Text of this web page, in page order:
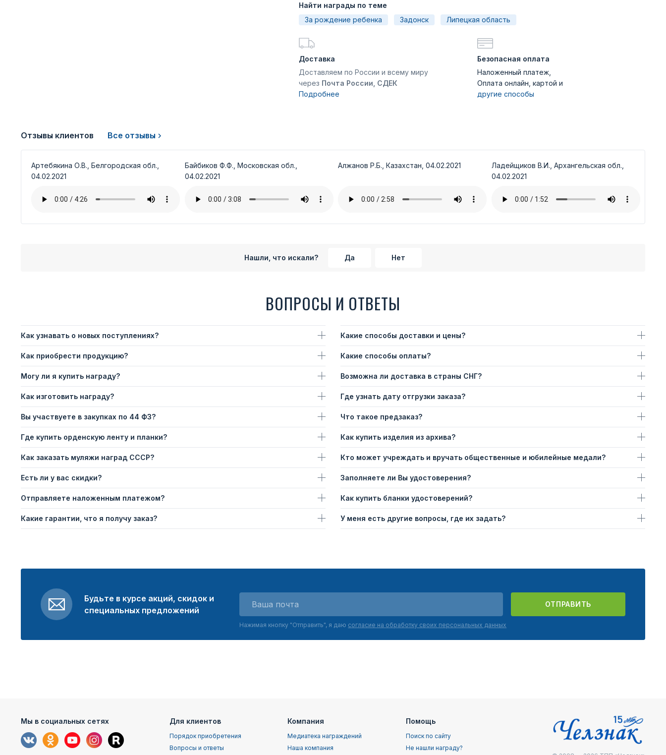
Найти награды по теме
За рождение ребенка
Задонск Липецкая область
Доставка
Доставляем по России и всему миру
через Почта России, СДЕК
Подробнее
Безопасная оплата
Наложенный платеж,
Оплата онлайн, картой и
другие способы
Отзывы клиентов Все отзывы
Артебякина О.В., Белгородская обл.,
04.02.2021
Байбиков Ф.Ф., Московская обл.,
04.02.2021
Алжанов Р.Б., Казахстан, 04.02.2021
Ладейщиков В.И., Архангельская обл.,
04.02.2021
Нашли, что искали? Да Нет
ВОПРОСЫ И ОТВЕТЫ
Как узнавать о новых поступлениях?
Как приобрести продукцию?
Могу ли я купить награду?
Как изготовить награду?
Вы участвуете в закупках по 44 ФЗ?
Где купить орденскую ленту и планки?
Как заказать муляжи наград СССР?
Есть ли у вас скидки?
Отправляете наложенным платежом?
Какие гарантии, что я получу заказ?
Какие способы доставки и цены?
Какие способы оплаты?
Возможна ли доставка в страны СНГ?
Где узнать дату отгрузки заказа?
Что такое предзаказ?
Как купить изделия из архива?
Кто может учреждать и вручать общественные и юбилейные медали?
Заполняете ли Вы удостоверения?
Как купить бланки удостоверений?
У меня есть другие вопросы, где их задать?
Будьте в курсе акций, скидок и
специальных предложений
ОТПРАВИТЬ
Нажимая кнопку "Отправить", я даю согласие на обработку своих персональных данных
Мы в социальных сетях Для клиентов
Порядок приобретения
Вопросы и ответы
Компания
Медиатека награждений
Наша компания
Помощь
Поиск по сайту
Не нашли награду?